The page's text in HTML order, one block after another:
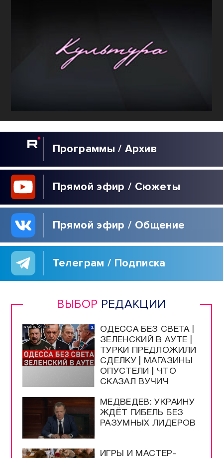
Программы / Архив
Прямой эфир / Сюжеты
Прямой эфир / Общение
Телеграм / Подписка
ВЫБОР РЕДАКЦИИ
ОДЕССА БЕЗ СВЕТА |
ЗЕЛЕНСКИЙ В АУТЕ |
ТУРКИ ПРЕДЛОЖИЛИ
СДЕЛКУ | МАГАЗИНЫ
ОПУСТЕЛИ | ЧТО
СКАЗАЛ ВУЧИЧ
МЕДВЕДЕВ: УКРАИНУ
ЖДЁТ ГИБЕЛЬ БЕЗ
РАЗУМНЫХ ЛИДЕРОВ
ИГРЫ И МАСТЕР-